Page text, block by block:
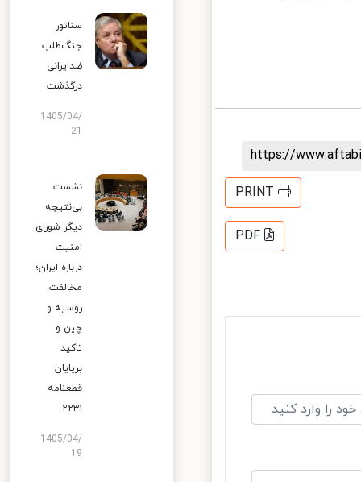
https://
PRINT
PDF
سناتور
جنگ‌طلب
ضدایرانی
درگذشت
1405/04/
نشست
بی‌نتیجه
دیگر شورای
امنیت
درباره ایران؛
مخالفت
روسیه و
چین و
تاکید
برپایان
قطعنامه
۲۲۳۱
1405/04/
19